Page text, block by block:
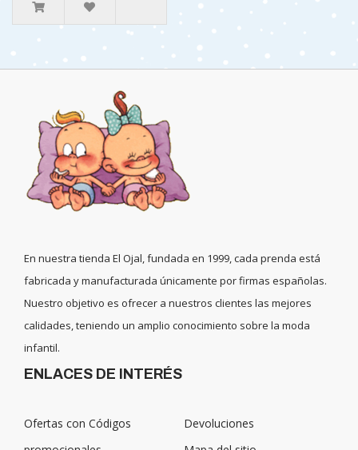
En nuestra tienda El Ojal, fundada en 1999, cada prenda está
fabricada y manufacturada únicamente por firmas españolas.
Nuestro objetivo es ofrecer a nuestros clientes las mejores
calidades, teniendo un amplio conocimiento sobre la moda
infantil.
ENLACES DE INTERÉS
Ofertas con Códigos
Devoluciones